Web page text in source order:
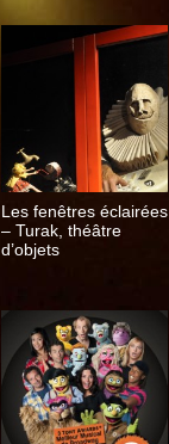
Les fenêtres éclairées
– Turak, théâtre
d’objets